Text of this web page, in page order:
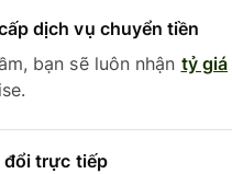
dịch vụ chuyển tiền
bạn sẽ luôn nhận tỷ giá
đổi trực tiếp